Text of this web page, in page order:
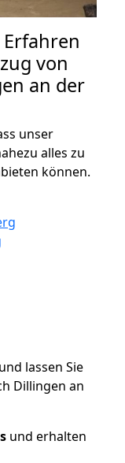
von
an der
unser
alles zu
können.
lassen Sie
Dillingen an
und erhalten